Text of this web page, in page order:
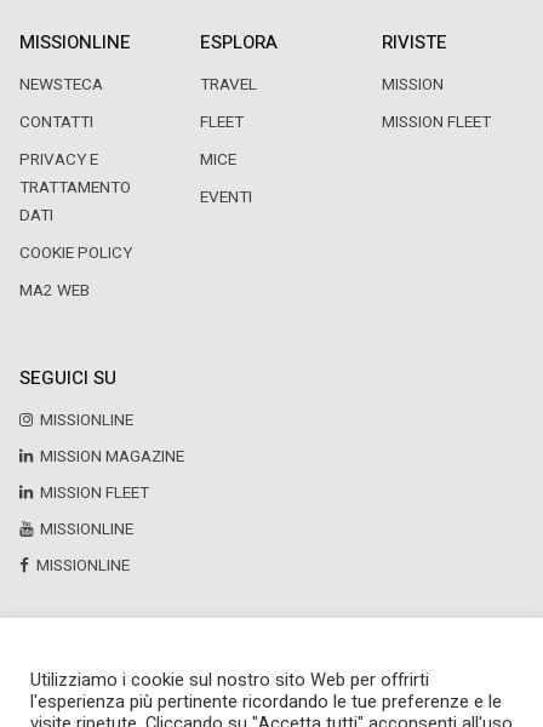
MISSIONLINE
NEWSTECA
CONTATTI
PRIVACY E
TRATTAMENTO
DATI
COOKIE POLICY
MA2 WEB
ESPLORA
TRAVEL
FLEET
MICE
EVENTI
RIVISTE
MISSION
MISSION FLEET
SEGUICI SU
MISSIONLINE
MISSION MAGAZINE
MISSION FLEET
MISSIONLINE
MISSIONLINE
Copyright © 2025 by Newsteca
P.Iva 13171520151
Utilizziamo i cookie sul nostro sito Web per offrirti
l'esperienza più pertinente ricordando le tue preferenze e le